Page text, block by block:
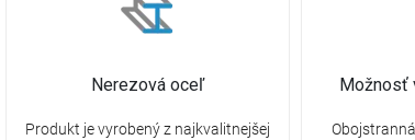
Nerezová oceľ
Produkt je vyrobený z najkvalitnejšej
Možnosť